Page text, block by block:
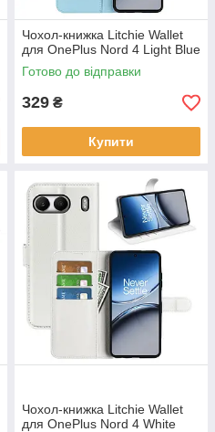
Чохол-книжка Litchie Wallet
для OnePlus Nord 4 Light Blue
Готово до відправки
329 ₴
Купити
Чохол-книжка Litchie Wallet
для OnePlus Nord 4 White